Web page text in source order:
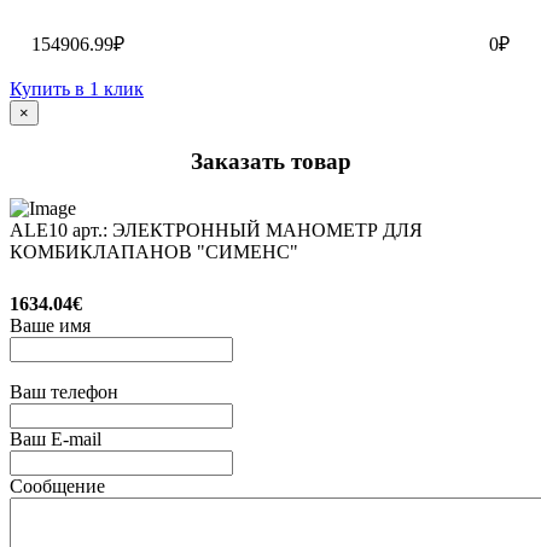
154906.99₽ 0₽
Купить в 1 клик
×
Заказать товар
ALE10 арт.: ЭЛЕКТРОННЫЙ МАНОМЕТР ДЛЯ
КОМБИКЛАПАНОВ "СИМЕНС"
1634.04€
Ваше имя
Ваш телефон
Ваш E-mail
Сообщение